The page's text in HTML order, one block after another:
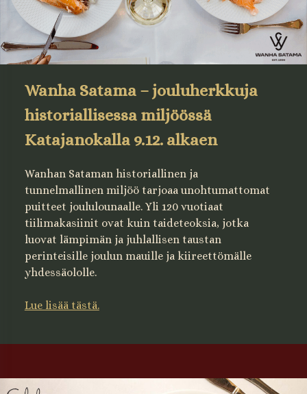
Wanha Satama – jouluherkkuja
historiallisessa miljöössä
Katajanokalla 9.12. alkaen
Wanhan Sataman historiallinen ja
tunnelmallinen miljöö tarjoaa unohtumattomat
puitteet joululounaalle. Yli 120 vuotiaat
tiilimakasiinit ovat kuin taideteoksia, jotka
luovat lämpimän ja juhlallisen taustan
perinteisille joulun mauille ja kiireettömälle
yhdessäololle.
Lue lisää tästä.